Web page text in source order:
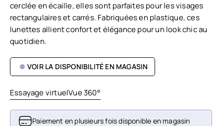
cerclée en écaille, elles sont parfaites pour les visages
rectangulaires et carrés. Fabriquées en plastique, ces
lunettes allient confort et élégance pour un look chic au
quotidien.
VOIR LA DISPONIBILITÉ EN MAGASIN
Essayage virtuelVue 360°
Paiement en plusieurs fois disponible en magasin